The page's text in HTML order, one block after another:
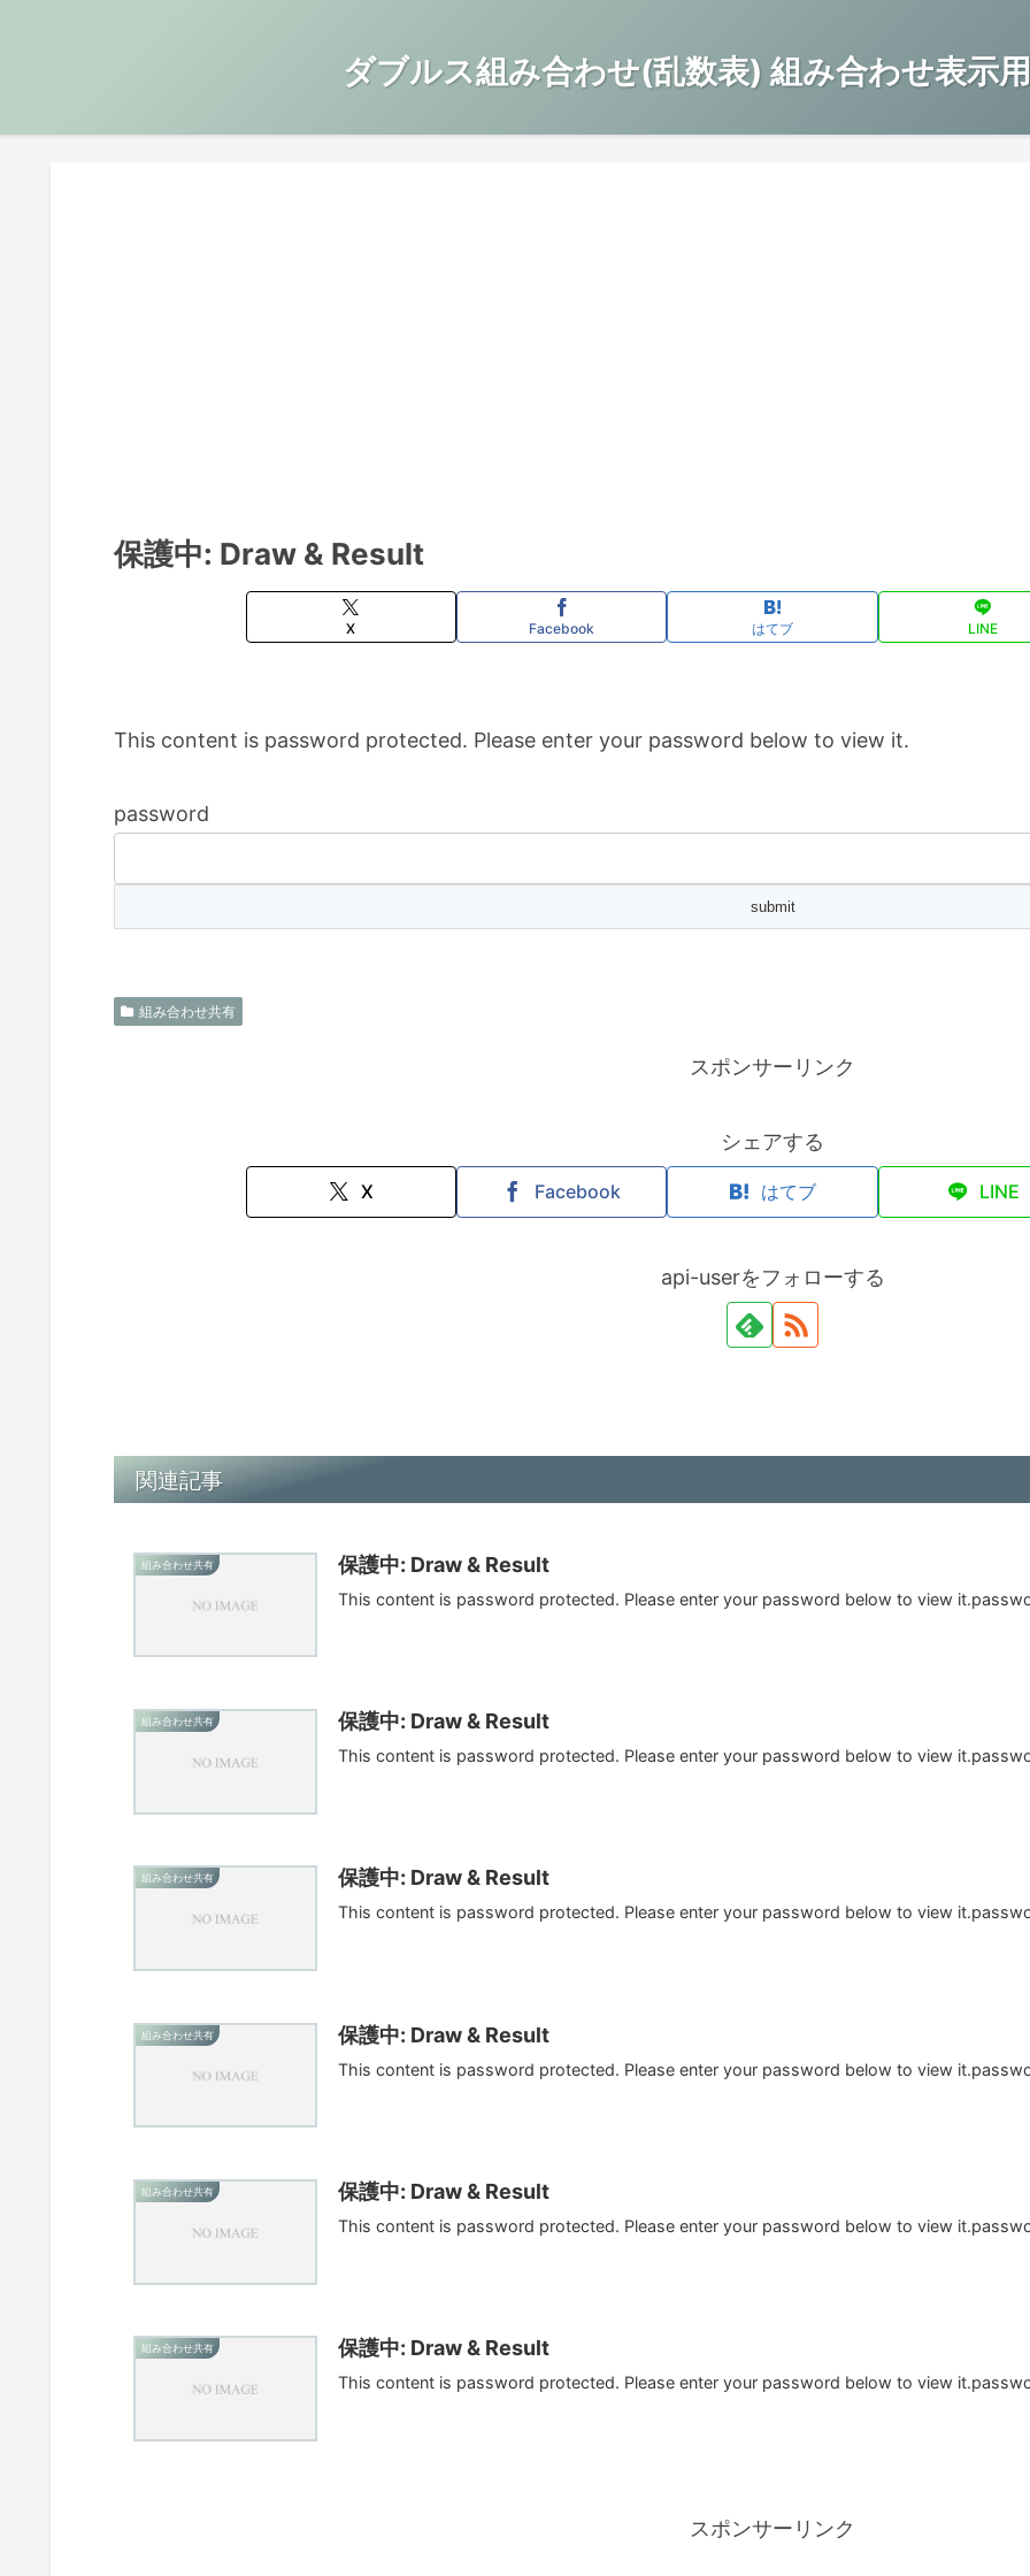
ダブルス組み合わせ(乱数表) 組み合わせ表示
保護中: Draw & Result
X Facebook はてブ LINE
This content is password protected. Please enter your password below to view it.
password
組み合わせ共有
スポンサーリンク
シェアする
X Facebook はてブ LINE
api-userをフォローする
関連記事
組み合わせ共有 保護中: Draw & Result
This content is password protected. Please enter your password below to view
組み合わせ共有 保護中: Draw & Result
This content is password protected. Please enter your password below to view
組み合わせ共有 保護中: Draw & Result
This content is password protected. Please enter your password below to view
組み合わせ共有 保護中: Draw & Result
This content is password protected. Please enter your password below to view
組み合わせ共有 保護中: Draw & Result
This content is password protected. Please enter your password below to view
組み合わせ共有 保護中: Draw & Result
This content is password protected. Please enter your password below to view
スポンサーリンク